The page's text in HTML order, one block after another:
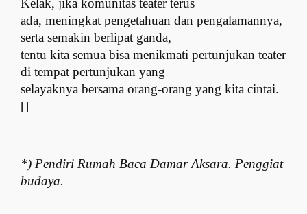
Kelak, jika komunitas teater terus
ada, meningkat pengetahuan dan pengalamannya,
serta semakin berlipat ganda,
tentu kita semua bisa menikmati pertunjukan teater
di tempat pertunjukan yang
selayaknya bersama orang-orang yang kita cintai.
[]
*) Pendiri Rumah Baca Damar Aksara. Penggiat
budaya.